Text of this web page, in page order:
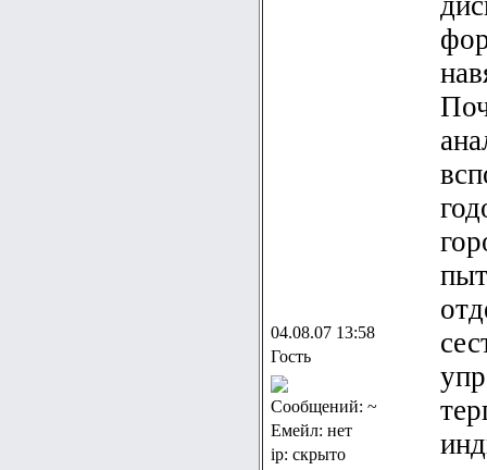
04.08.07 13:58
Гость
Сообщений: ~
Емейл: нет
ip: скрыто